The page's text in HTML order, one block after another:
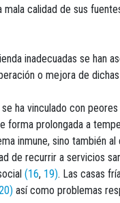
calidad de sus
inadecuadas se han
o mejora de
se ha vinculado con
forma prolongada a
inmune, sino también al
de recurrir a servicios
(16, 19). Las casas
así como problemas